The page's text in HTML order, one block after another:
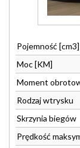
Pojemność [cm3]
Moc [KM]
Moment
Rodzaj wtrysku
Skrzynia biegów
Prędkość